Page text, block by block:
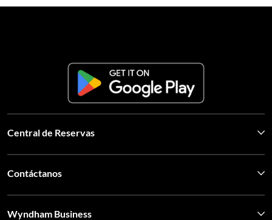
Central de Reservas
Contáctanos
Wyndham Business